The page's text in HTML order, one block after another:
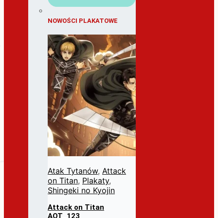
NOWOŚCI PLAKATOWE
Atak Tytanów, Attack
on Titan, Plakaty,
Shingeki no Kyojin
Attack on Titan
AOT_123